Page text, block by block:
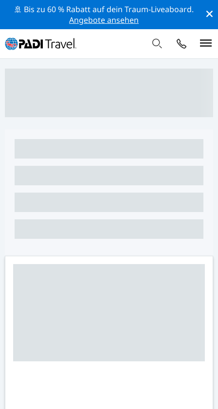
🚢 Bis zu 60 % Rabatt auf dein Traum-Liveaboard.
Angebote ansehen